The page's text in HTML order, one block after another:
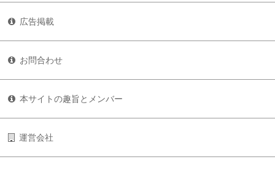
広告掲載
お問合わせ
本サイトの趣旨とメンバー
運営会社